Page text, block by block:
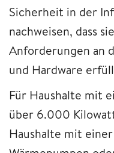
Sicherheit in der
nachweisen, dass
Anforderungen an
und Hardware
Für Haushalte mit
über 6.000
Haushalte mit